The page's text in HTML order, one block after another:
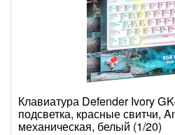
Клавиатура Defender Ivory
подсветка, красные свитчи,
механическая, белый (1/20)